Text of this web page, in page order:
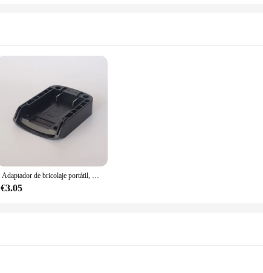
Adaptador de bricolaje portátil, Base de carga, carcasa de cabezal para Makita, DeWalt, WORX, Milwaukee, Conector de batería de litio de 18V
€3.05